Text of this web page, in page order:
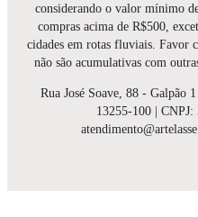
considerando o valor mínimo
compras acima de R$500,
cidades em rotas fluviais. Favor
não são acumulativas com
Rua José Soave, 88 - Galpão
13255-100 | CNPJ: